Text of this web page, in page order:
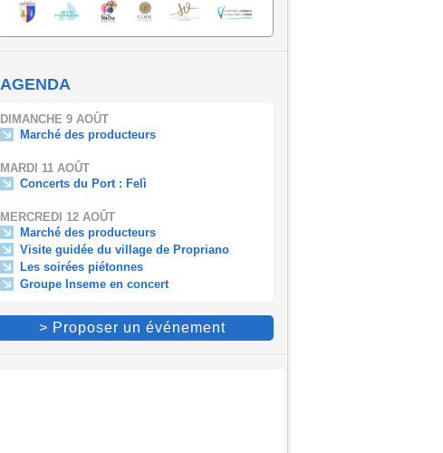
AGENDA
DIMANCHE 9 AOÛT
Marché des producteurs
MARDI 11 AOÛT
Concerts du Port : Felì
MERCREDI 12 AOÛT
Marché des producteurs
Visite guidée du village de Propriano
Les soirées piétonnes
Groupe Inseme en concert
> Proposer un événement